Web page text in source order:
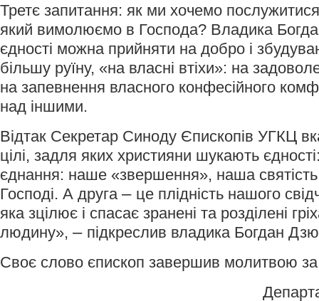
Третє запитання: як ми хочемо
який вимолюємо в Господа? Владика
єдності можна прийняти на добро і
більшу руїну, «на власні втіхи»: на
на запевнення власного конфесійного
над іншими.
Відтак Секретар Синоду Єпископів УГКЦ
цілі, задля яких християни шукають
єднання: наше «звершення», наша
Господі. А друга – це плідність нашого
яка зцілює і спасає зранені та розділені
людину», – підкреслив владика Богдан
Своє слово єпископ завершив молитвою за